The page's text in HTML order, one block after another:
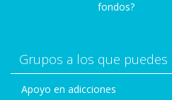
fondos?
Grupos a los que puedes
Apoyo en adicciones